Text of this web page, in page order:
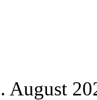
August